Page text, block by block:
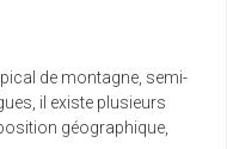
de montagne, semi-
il existe plusieurs
géographique,